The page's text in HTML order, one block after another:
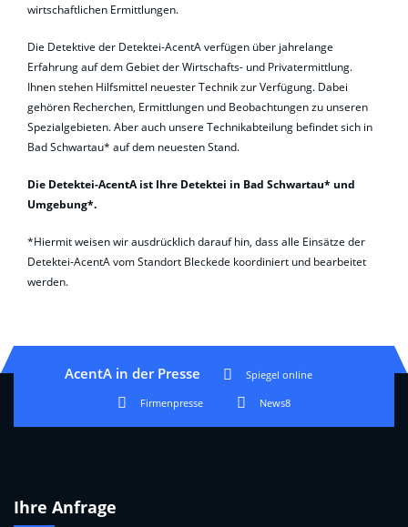
wirtschaftlichen Ermittlungen.
Die Detektive der Detektei-AcentA verfügen über jahrelange
Erfahrung auf dem Gebiet der Wirtschafts- und Privatermittlung.
Ihnen stehen Hilfsmittel neuester Technik zur Verfügung. Dabei
gehören Recherchen, Ermittlungen und Beobachtungen zu unseren
Spezialgebieten. Aber auch unsere Technikabteilung befindet sich in
Bad Schwartau* auf dem neuesten Stand.
Die Detektei-AcentA ist Ihre Detektei in Bad Schwartau* und
Umgebung*.
*Hiermit weisen wir ausdrücklich darauf hin, dass alle Einsätze der
Detektei-AcentA vom Standort Bleckede koordiniert und bearbeitet
werden.
AcentA in der Presse Spiegel online
Firmenpresse News8
Ihre Anfrage